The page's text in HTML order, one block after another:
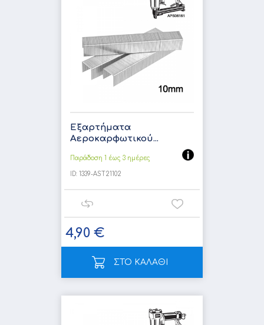
Εξαρτήματα
Αεροκαρφωτικού...
Παράδοση 1 έως 3 ημέρες
ID: 1339-AST21102
4,90 €
ΣΤΟ ΚΑΛΑΘΙ